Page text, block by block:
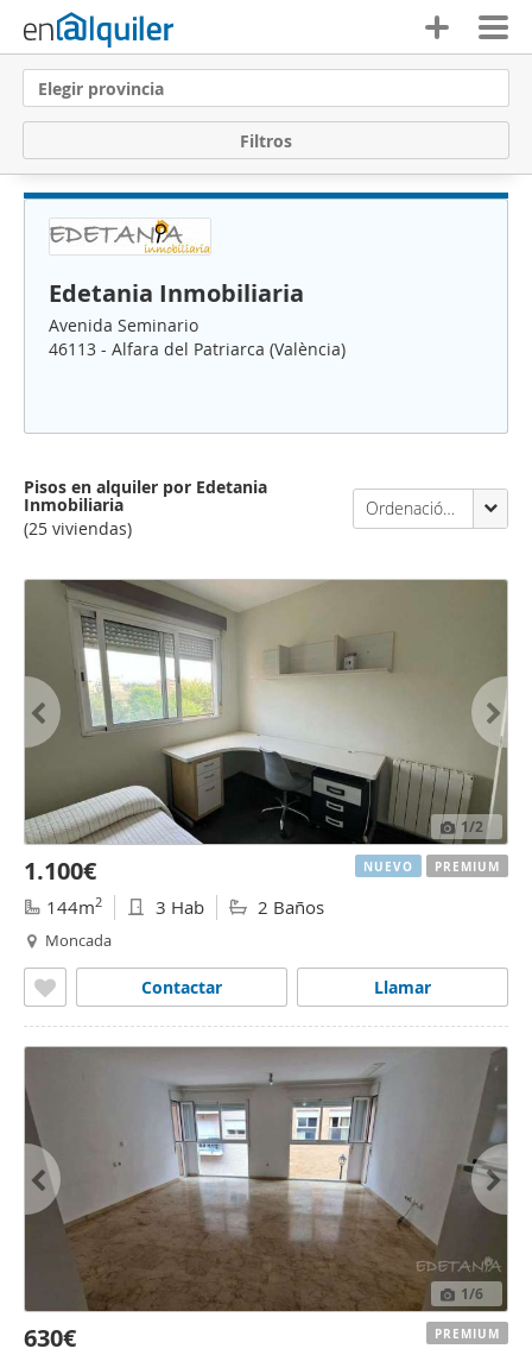
Elegir provincia
Filtros
Edetania Inmobiliaria
Avenida Seminario
46113 - Alfara del Patriarca (València)
Pisos en alquiler por Edetania
Inmobiliaria
(25 viviendas)
Ordenación Enalquiler
1/2
1.100€
144m2 3 Hab 2 Baños
Moncada
Llamar
Contactar
NUEVO PREMIUM
1/6
630€ PREMIUM